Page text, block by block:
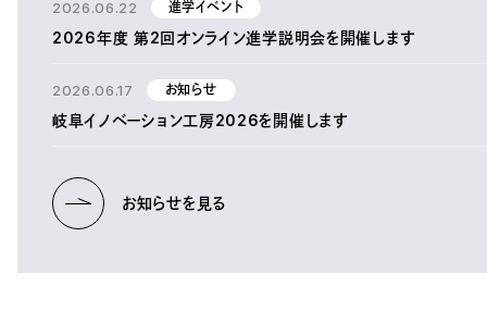
2026.06.22 進学イベント
2026年度 第2回オンライン進学説明会を開催します
2026.06.17 お知らせ
岐阜イノベーション工房2026を開催します
お知らせを見る